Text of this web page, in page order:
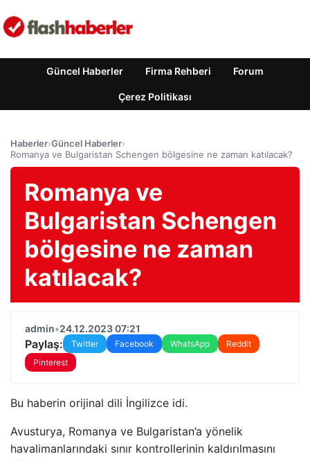
Güncel Haberler Firma Rehberi Forum
Çerez Politikası
Haberler›Güncel Haberler›
Romanya ve Bulgaristan Schengen bölgesine ne zaman katılacak?
Romanya ve
Bulgaristan Schengen
bölgesine ne zaman
katılacak?
admin•24.12.2023 07:21
Paylaş: Twitter Facebook WhatsApp
Reddit
Pinterest
Bu haberin orijinal dili İngilizce idi.
Avusturya, Romanya ve Bulgaristan’a yönelik
havalimanlarındaki sınır kontrollerinin kaldırılmasını